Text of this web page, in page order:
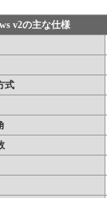
v2の主な仕様
式